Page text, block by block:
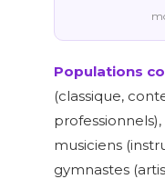
Populations
(classique,
musiciens
gymnastes